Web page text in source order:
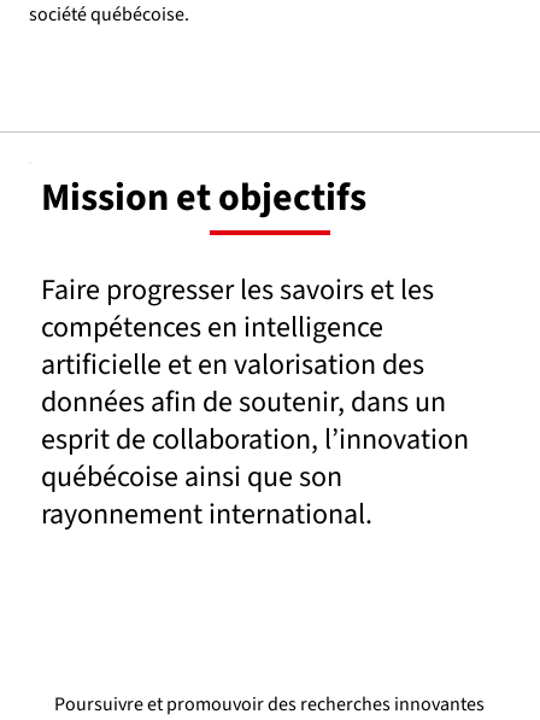
société québécoise.
Mission et objectifs
Faire progresser les savoirs et les
compétences en intelligence
artificielle et en valorisation des
données afin de soutenir, dans un
esprit de collaboration, l’innovation
québécoise ainsi que son
rayonnement international.
Poursuivre et promouvoir des recherches innovantes